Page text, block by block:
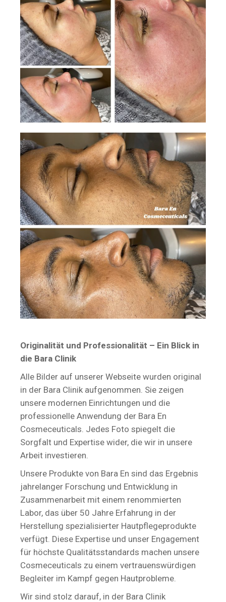
Originalität und Professionalität – Ein Blick in
die Bara Clinik
Alle Bilder auf unserer Webseite wurden original
in der Bara Clinik aufgenommen. Sie zeigen
unsere modernen Einrichtungen und die
professionelle Anwendung der Bara En
Cosmeceuticals. Jedes Foto spiegelt die
Sorgfalt und Expertise wider, die wir in unsere
Arbeit investieren.
Unsere Produkte von Bara En sind das Ergebnis
jahrelanger Forschung und Entwicklung in
Zusammenarbeit mit einem renommierten
Labor, das über 50 Jahre Erfahrung in der
Herstellung spezialisierter Hautpflegeprodukte
verfügt. Diese Expertise und unser Engagement
für höchste Qualitätsstandards machen unsere
Cosmeceuticals zu einem vertrauenswürdigen
Begleiter im Kampf gegen Hautprobleme.
Wir sind stolz darauf, in der Bara Clinik